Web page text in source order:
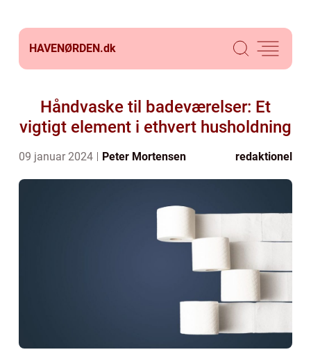
HAVENØRDEN.dk
Håndvaske til badeværelser: Et
vigtigt element i ethvert husholdning
09 januar 2024 Peter Mortensen redaktionel